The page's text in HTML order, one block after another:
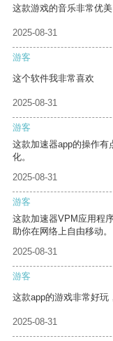
这款游戏的音乐非常优
2025-08-31
游客
这个软件我非常喜欢
2025-08-31
游客
这款加速器app的操作有
化。
2025-08-31
游客
这款加速器VPM应用程
助你在网络上自由移动。
2025-08-31
游客
这款app的游戏非常好玩
2025-08-31